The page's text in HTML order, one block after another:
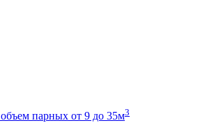
объем парных от 9 до 35м3